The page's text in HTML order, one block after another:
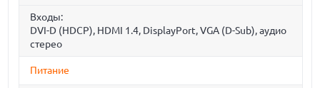
Входы:
DVI-D (HDCP), HDMI 1.4, DisplayPort, VGA (D-Sub), аудио
стерео
Питание